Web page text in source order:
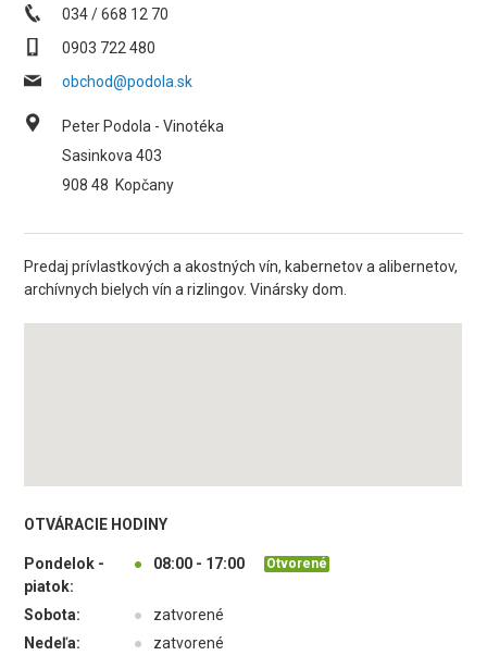
034 / 668 12 70
0903 722 480
obchod@podola.sk
Peter Podola - Vinotéka
Sasinkova 403
908 48 Kopčany
Predaj prívlastkových a akostných vín, kabernetov a alibernetov,
archívnych bielych vín a rizlingov. Vinársky dom.
OTVÁRACIE HODINY
Pondelok -
piatok:
● 08:00 - 17:00 Otvorené
Sobota: ●
zatvorené
Nedeľa:
● zatvorené